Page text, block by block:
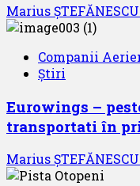
Marius ȘTEFĂNESCU
Companii
Știri
Eurowings –
transportati în
Marius ȘTEFĂNESCU